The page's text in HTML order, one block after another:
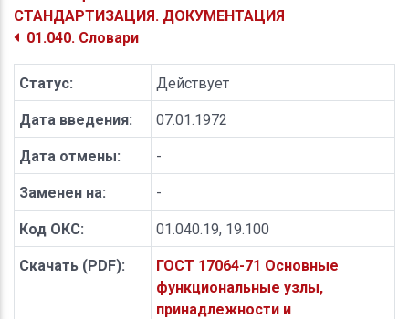
СТАНДАРТИЗАЦИЯ. ДОКУМЕНТАЦИЯ
01.040. Словари
Статус: Действует
Дата введения: 07.01.1972
Дата отмены: -
Заменен на: -
Код ОКС: 01.040.19, 19.100
Скачать (PDF):
ГОСТ 17064-71 Основные
функциональные узлы,
принадлежности и